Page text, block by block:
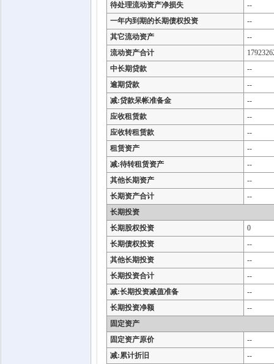
待处理流动资产净损失
--
一年内到期的长期债权投资
--
其它流动资产
--
流动资产合计
中长期贷款
--
逾期贷款
--
减:贷款呆帐准备金
--
应收租赁款
--
应收转租赁款
--
租赁资产
--
减:待转租赁资产
--
其他长期资产
--
长期资产合计
--
长期投资
长期股权投资
0
长期债权投资
--
其他长期投资
--
长期投资合计
--
减:长期投资减值准备
--
长期投资净额
--
固定资产
固定资产原价
--
减:累计折旧
--